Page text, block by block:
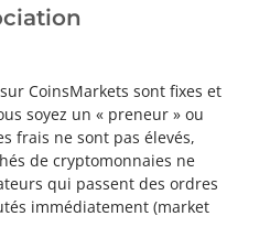
CoinsMarkets sont fixes et
soyez un « preneur » ou
frais ne sont pas élevés,
de cryptomonnaies ne
qui passent des ordres
immédiatement (market